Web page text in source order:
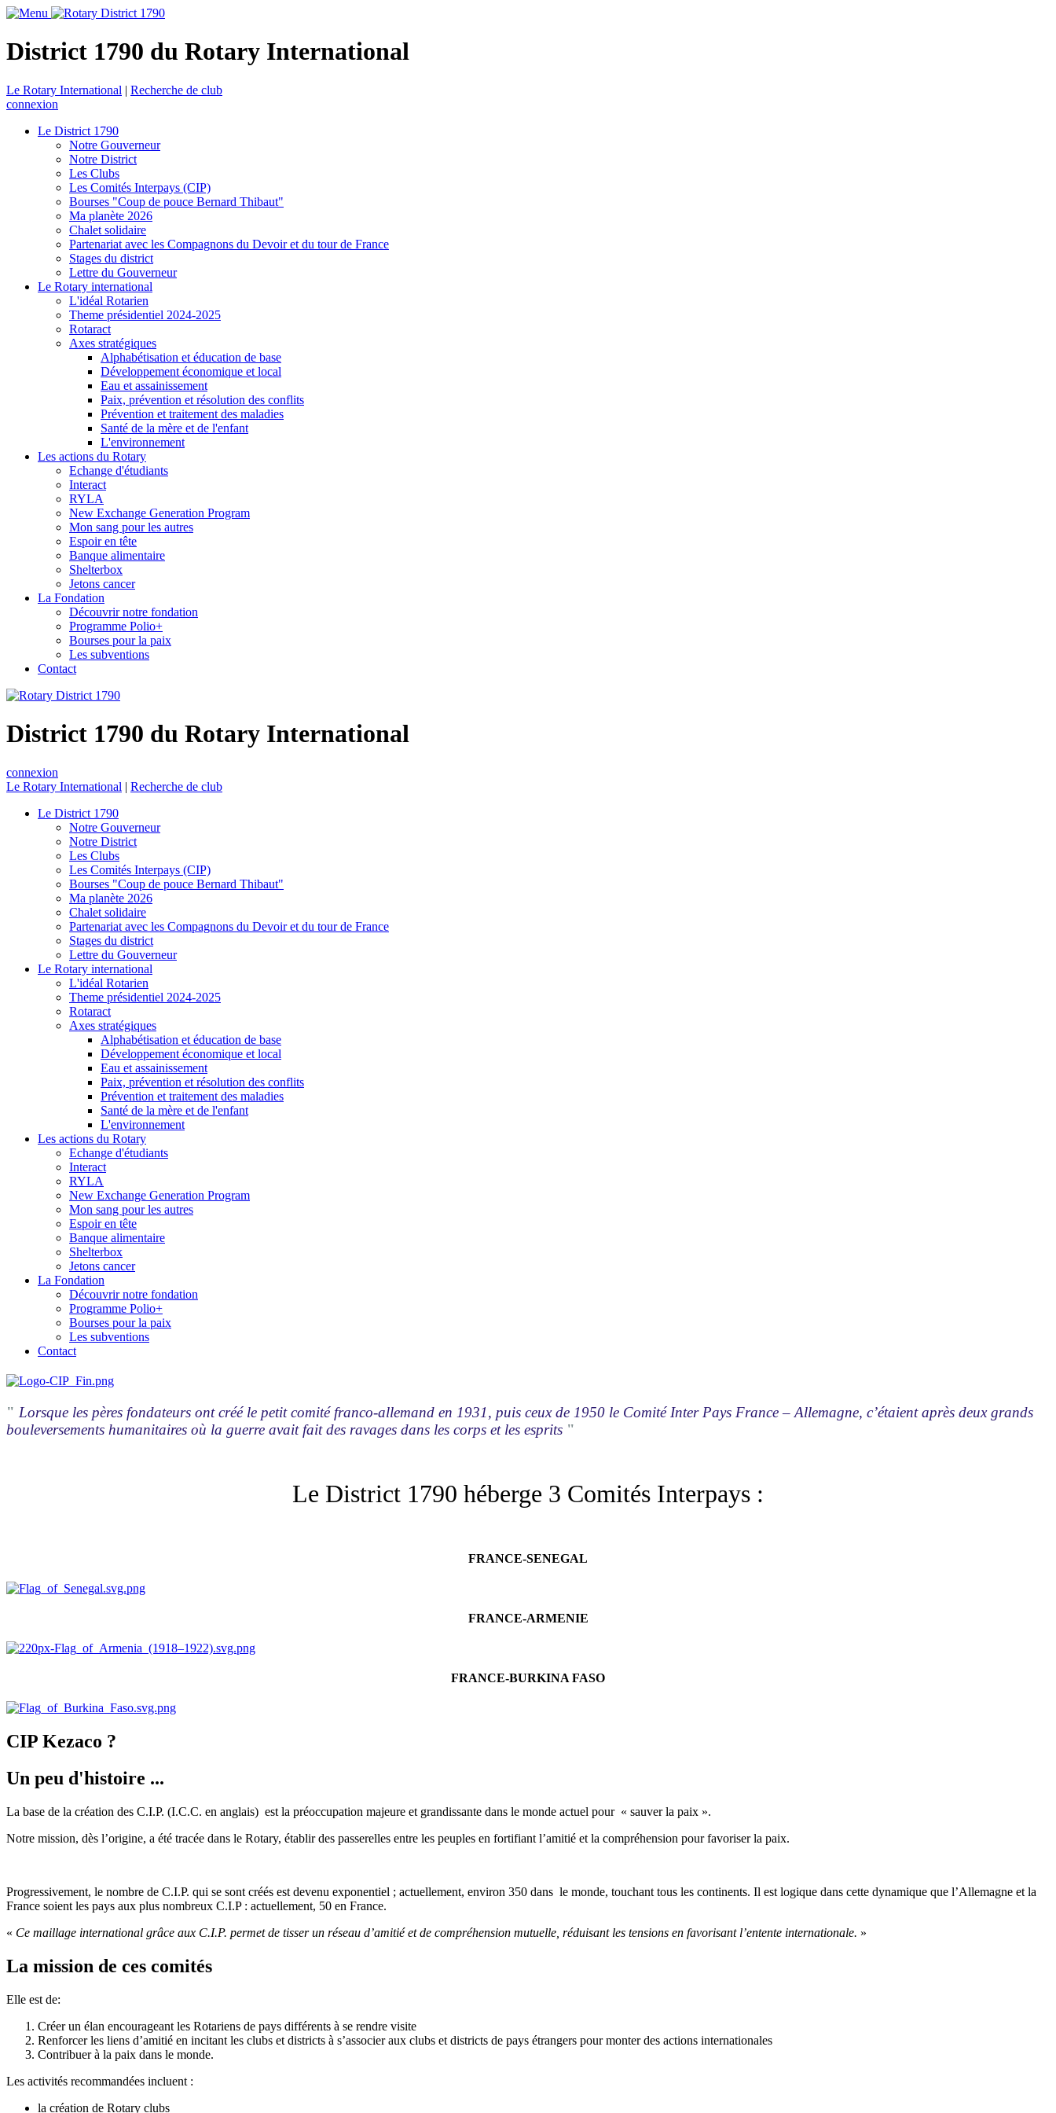
District 1790 du Rotary International
Le Rotary International | Recherche de club
connexion
Le District 1790
Notre Gouverneur
Notre District
Les Clubs
Les Comités Interpays (CIP)
Bourses "Coup de pouce Bernard Thibaut"
Ma planète 2026
Chalet solidaire
Partenariat avec les Compagnons du Devoir et du tour de France
Stages du district
Lettre du Gouverneur
Le Rotary international
L'idéal Rotarien
Theme présidentiel 2024-2025
Rotaract
Axes stratégiques
Alphabétisation et éducation de base
Développement économique et local
Eau et assainissement
Paix, prévention et résolution des conflits
Prévention et traitement des maladies
Santé de la mère et de l'enfant
L'environnement
Les actions du Rotary
Echange d'étudiants
Interact
RYLA
New Exchange Generation Program
Mon sang pour les autres
Espoir en tête
Banque alimentaire
Shelterbox
Jetons cancer
La Fondation
Découvrir notre fondation
Programme Polio+
Bourses pour la paix
Les subventions
Contact
District 1790 du Rotary International
connexion
Le Rotary International | Recherche de club
Le District 1790
Notre Gouverneur
Notre District
Les Clubs
Les Comités Interpays (CIP)
Bourses "Coup de pouce Bernard Thibaut"
Ma planète 2026
Chalet solidaire
Partenariat avec les Compagnons du Devoir et du tour de France
Stages du district
Lettre du Gouverneur
Le Rotary international
L'idéal Rotarien
Theme présidentiel 2024-2025
Rotaract
Axes stratégiques
Alphabétisation et éducation de base
Développement économique et local
Eau et assainissement
Paix, prévention et résolution des conflits
Prévention et traitement des maladies
Santé de la mère et de l'enfant
L'environnement
Les actions du Rotary
Echange d'étudiants
Interact
RYLA
New Exchange Generation Program
Mon sang pour les autres
Espoir en tête
Banque alimentaire
Shelterbox
Jetons cancer
La Fondation
Découvrir notre fondation
Programme Polio+
Bourses pour la paix
Les subventions
Contact
" Lorsque les pères fondateurs ont créé le petit comité franco-allemand en 1931, puis ceux de 1950 le Comité Inter Pays France – Allemagne, c’étaient après deux grands
bouleversements humanitaires où la guerre avait fait des ravages dans les corps et les esprits "
Le District 1790 héberge 3 Comités Interpays :
FRANCE-SENEGAL
FRANCE-ARMENIE
FRANCE-BURKINA FASO
CIP Kezaco ?
Un peu d'histoire ...
La base de la création des C.I.P. (I.C.C. en anglais) est la préoccupation majeure et grandissante dans le monde actuel pour « sauver la paix ».
Notre mission, dès l’origine, a été tracée dans le Rotary, établir des passerelles entre les peuples en fortifiant l’amitié et la compréhension pour favoriser la paix.
Progressivement, le nombre de C.I.P. qui se sont créés est devenu exponentiel ; actuellement, environ 350 dans le monde, touchant tous les continents. Il est logique dans cette dynamique que l’Allemagne et la
France soient les pays aux plus nombreux C.I.P : actuellement, 50 en France.
« Ce maillage international grâce aux C.I.P. permet de tisser un réseau d’amitié et de compréhension mutuelle, réduisant les tensions en favorisant l’entente internationale. »
La mission de ces comités
Elle est de:
Créer un élan encourageant les Rotariens de pays différents à se rendre visite
Renforcer les liens d’amitié en incitant les clubs et districts à s’associer aux clubs et districts de pays étrangers pour monter des actions internationales
Contribuer à la paix dans le monde.
Les activités recommandées incluent :
la création de Rotary clubs